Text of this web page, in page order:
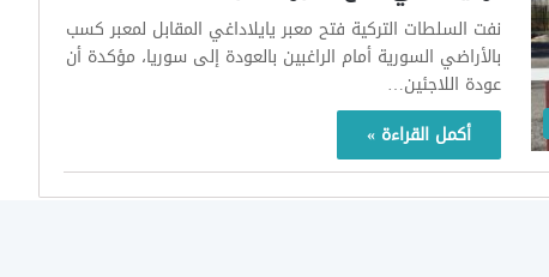
نفت السلطات التركية فتح معبر يايلاداغي المقابل لمعبر كسب
بالأراضي السورية أمام الراغبين بالعودة إلى سوريا، مؤكدة أن
عودة اللاجئين…
أكمل القراءة »